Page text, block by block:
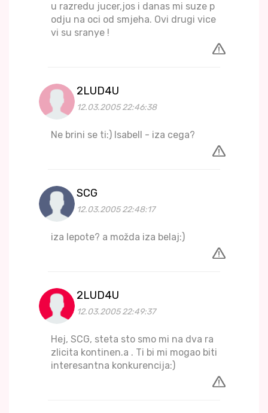
u razredu jucer,jos i danas mi suze p
odju na oci od smjeha. Ovi drugi vice
vi su sranye !
2LUD4U
12.03.2005 22:46:38
Ne brini se ti:) Isabell - iza cega?
SCG
12.03.2005 22:48:17
iza lepote? a možda iza belaj:)
2LUD4U
12.03.2005 22:49:37
Hej, SCG, steta sto smo mi na dva ra
zlicita kontinen.a . Ti bi mi mogao biti
interesantna konkurencija:)